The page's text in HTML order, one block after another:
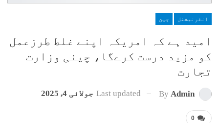
انٹرنیشنل چین
امید ہے کہ امریکہ اپنے غلط طرزعمل
کو مزید درست کرےگا، چینی وزارت
تجارت
By Admin
Last updated جولائی 4, 2025
0